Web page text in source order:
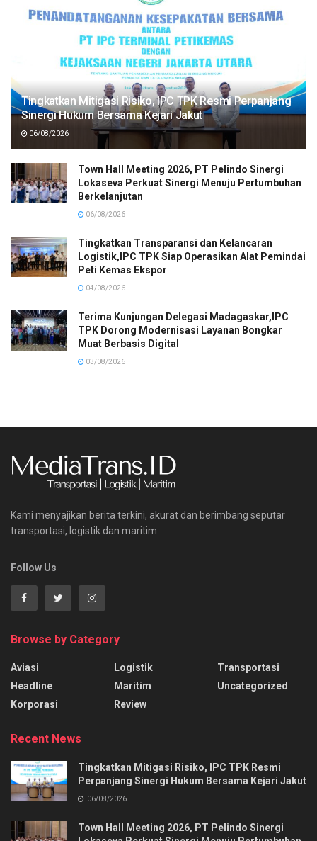
Tingkatkan Mitigasi Risiko, IPC TPK Resmi Perpanjang
Sinergi Hukum Bersama Kejari Jakut
06/08/2026
Town Hall Meeting 2026, PT Pelindo Sinergi
Lokaseva Perkuat Sinergi Menuju Pertumbuhan
Berkelanjutan
06/08/2026
Tingkatkan Transparansi dan Kelancaran
Logistik,IPC TPK Siap Operasikan Alat Pemindai
Peti Kemas Ekspor
04/08/2026
Terima Kunjungan Delegasi Madagaskar,IPC
TPK Dorong Modernisasi Layanan Bongkar
Muat Berbasis Digital
03/08/2026
Kami menyajikan berita terkini, akurat dan berimbang seputar
transportasi, logistik dan maritim.
Follow Us
Browse by Category
Aviasi
Headline
Korporasi
Logistik
Maritim
Review
Transportasi
Uncategorized
Recent News
Tingkatkan Mitigasi Risiko, IPC TPK Resmi
Perpanjang Sinergi Hukum Bersama Kejari Jakut
06/08/2026
Town Hall Meeting 2026, PT Pelindo Sinergi